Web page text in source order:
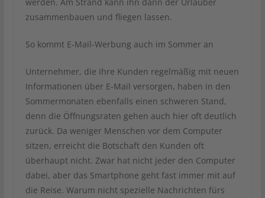
zusammenbauen und fliegen lassen.
So kommt E-Mail-Werbung auch im Sommer an
Unternehmer, die ihre Kunden regelmäßig mit neuen
Informationen über E-Mail versorgen, haben in den
Sommermonaten ebenfalls einen schweren Stand,
denn die Öffnungsraten gehen auch hier oft deutlich
zurück. Da weniger Menschen vor dem Computer
sitzen, erreicht die Botschaft den Kunden oft
überhaupt nicht. Zwar hat nicht jeder den Computer
dabei, aber das Smartphone geht fast immer mit auf
die Reise. Warum nicht spezielle Nachrichten fürs